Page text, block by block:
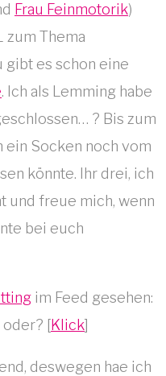
Frau Feinmotorik)
zum Thema
gibt es schon eine
. Ich als Lemming habe
? Bis zum
ein Socken noch vom
könnte. Ihr drei, ich
und freue mich, wenn
bei euch
im Feed gesehen:
oder? [Klick]
deswegen hae ich